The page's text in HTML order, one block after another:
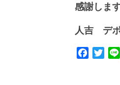
感謝します
人吉 デ
Facebook